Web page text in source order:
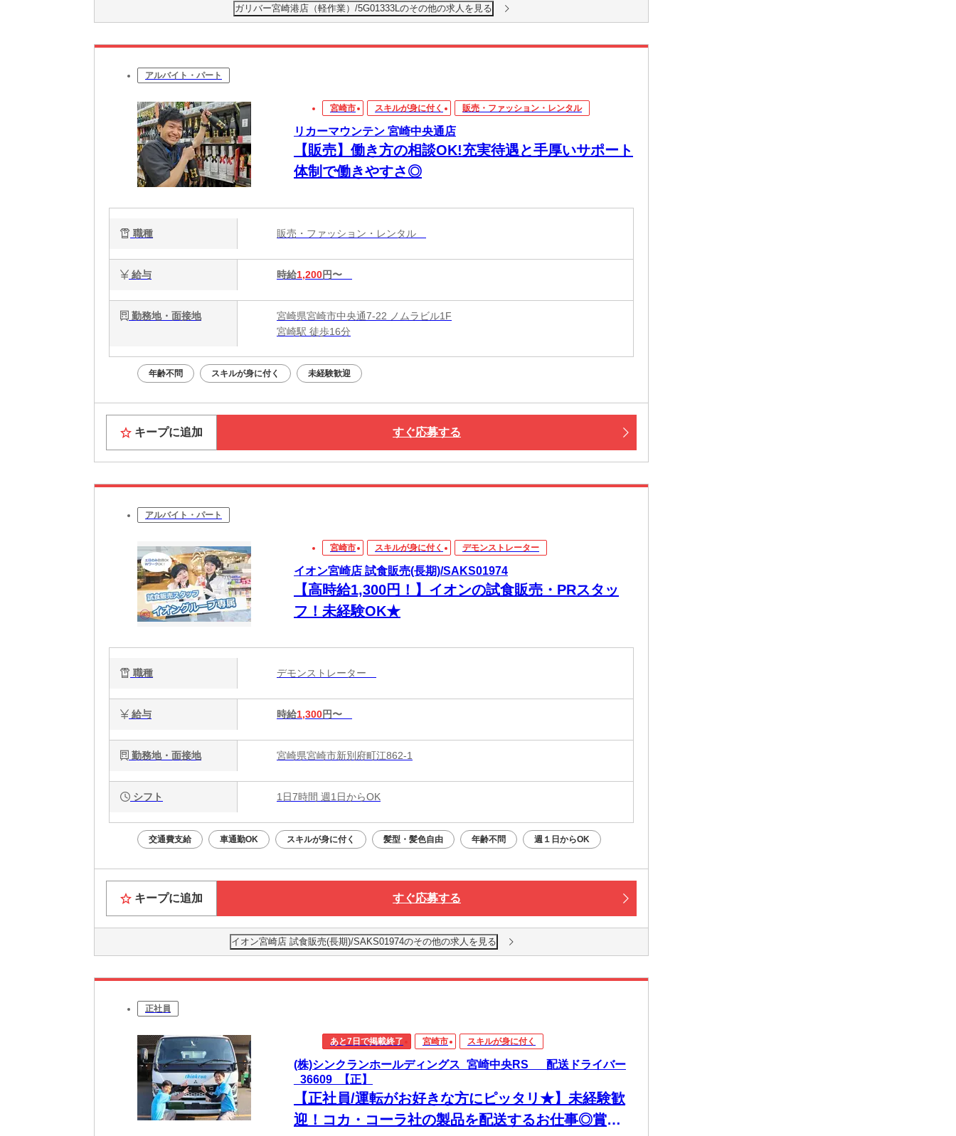
ガリバー宮崎港店（軽作業）/5G01333Lのその他の求人を見る
アルバイト・パート
宮崎市 スキルが身に付く 販売・ファッション・レンタル
リカーマウンテン 宮崎中央通店
【販売】働き方の相談OK!充実待遇と手厚いサポート
体制で働きやすさ◎
職種 販売・ファッション・レンタル
給与 時給1,200円〜
勤務地・面接地
宮崎県宮崎市中央通7-22 ノムラビル1F
宮崎駅 徒歩16分
年齢不問 スキルが身に付く 未経験歓迎
キープに追加 すぐ応募する
アルバイト・パート
宮崎市 スキルが身に付く デモンストレーター
イオン宮崎店 試食販売(長期)/SAKS01974
【高時給1,300円！】イオンの試食販売・PRスタッ
フ！未経験OK★
職種 デモンストレーター
給与 時給1,300円〜
勤務地・面接地 宮崎県宮崎市新別府町江862-1
シフト 1日7時間 週1日からOK
交通費支給 車通勤OK スキルが身に付く 髪型・髪色自由 年齢不問 週１日からOK
キープに追加 すぐ応募する
イオン宮崎店 試食販売(長期)/SAKS01974のその他の求人を見る
正社員
あと7日で掲載終了 宮崎市 スキルが身に付く
(株)シンクランホールディングス_宮崎中央RS _配送ドライバー
_36609_【正】
【正社員/運転がお好きな方にピッタリ★】未経験歓
迎！コカ・コーラ社の製品を配送するお仕事◎賞与